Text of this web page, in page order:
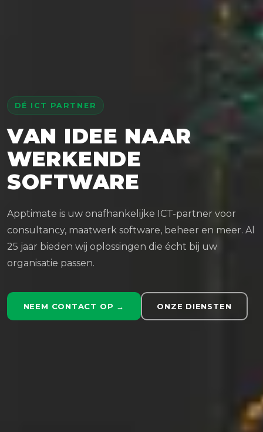
DÉ ICT PARTNER
VAN IDEE NAAR
WERKENDE
SOFTWARE
Apptimate is uw onafhankelijke ICT-partner voor
consultancy, maatwerk software, beheer en meer. Al
25 jaar bieden wij oplossingen die écht bij uw
organisatie passen.
NEEM CONTACT OP → ONZE DIENSTEN